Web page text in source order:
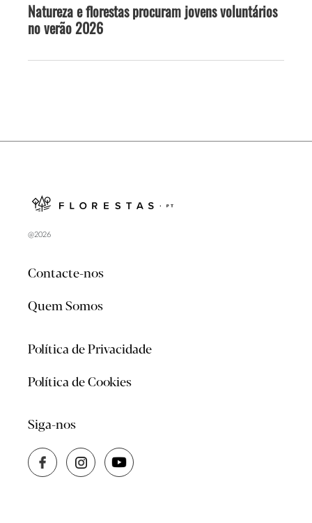
Natureza e florestas procuram jovens voluntários
no verão 2026
@2026
Contacte-nos
Quem Somos
Política de Privacidade
Política de Cookies
Siga-nos